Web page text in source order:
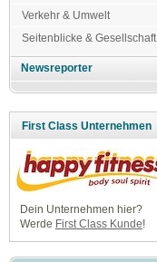
Verkehr & Umwelt
Seitenblicke & Gesellschaft
Newsreporter
First Class Unternehmen
Dein Unternehmen hier?
Werde First Class Kunde!